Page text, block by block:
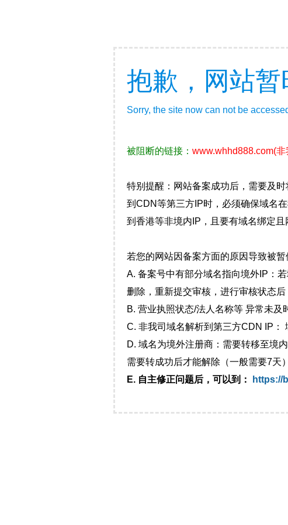
抱歉，网站暂
Sorry, the site now can not be
被阻断的链接： www.whhd888.com(
特别提醒：网站备案成功后，需要及
到CDN等第三方IP时，必须确保域名
到香港等非境内IP，且要有域名绑定
若您的网站因备案方面的原因导致被暂
A. 备案号中有部分域名指向境外IP：
删除，重新提交审核，进行审核状态
B. 营业执照状态/法人名称等 异常未及
C. 非我司域名解析到第三方CDN IP：
D. 域名为境外注册商：需要转移至境
需要转成功后才能解除（一般需要7天）
E. 自主修正问题后，可以到：
https://